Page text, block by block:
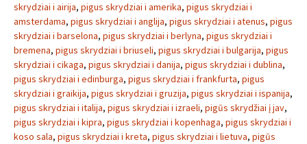
skrydziai i airija, pigus skrydziai i amerika, pigus skrydziai i
amsterdama, pigus skrydziai i anglija, pigus skrydziai i atenus, pigus
skrydziai i barselona, pigus skrydziai i berlyna, pigus skrydziai i
bremena, pigus skrydziai i briuseli, pigus skrydziai i bulgarija, pigus
skrydziai i cikaga, pigus skrydziai i danija, pigus skrydziai i dublina,
pigus skrydziai i edinburga, pigus skrydziai i frankfurta, pigus
skrydziai i graikija, pigus skrydziai i gruzija, pigus skrydziai i ispanija,
pigus skrydziai i italija, pigus skrydziai i izraeli, pigūs skrydžiai į jav,
pigus skrydziai i kipra, pigus skrydziai i kopenhaga, pigus skrydziai i
koso sala, pigus skrydziai i kreta, pigus skrydziai i lietuva, pigūs